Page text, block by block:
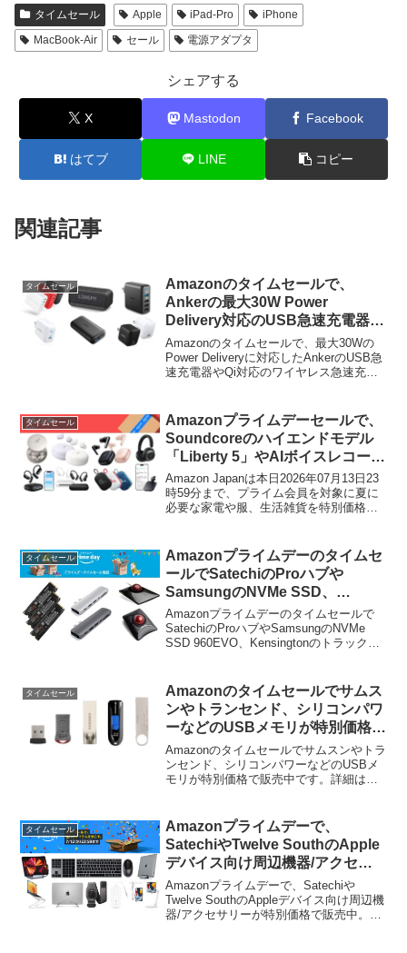
タイムセール Apple iPad-Pro
iPhone
MacBook-Air
セール 電源アダプタ
シェアする
X Mastodon Facebook
はてブ LINE コピー
関連記事
タイムセール
Amazonのタイムセールで、
Ankerの最大30W Power
Delivery対応のUSB急速充電器や
Qi対応のワイヤレス急速充電器付
きBluetoothスピーカーなどが特
別価格で販売中。
Amazonのタイムセールで、最大30Wの
Power Deliveryに対応したAnkerのUSB急
速充電器やQi対応のワイヤレス急速充電
タイムセール
Amazonプライムデーセールで、
Soundcoreのハイエンドモデル
「Liberty 5」やAIボイスレコーダ
ー「Soundcore Work」、寝ホン
「Sleep A20/A30」などが過去最
安価格で販売中。
Amazon Japanは本日2026年07月13日23
時59分まで、プライム会員を対象に夏に
必要な家電や服、生活雑貨を特別価格で
AnkerのSoundcoreブランドのオーディオ
機器がセールとなっています。
タイムセール
Amazonプライムデーのタイムセ
ールでSatechiのProハブや
SamsungのNVMe SSD、
Kensingtonのトラックボールマ
ウスなどが特別価格で販売中。
Amazonプライムデーのタイムセールで
SatechiのProハブやSamsungのNVMe
SSD 960EVO、Kensingtonのトラックボ
タイムセール
Amazonのタイムセールでサムス
ンやトランセンド、シリコンパワ
ーなどのUSBメモリが特別価格で
販売中。
Amazonのタイムセールでサムスンやトラ
ンセンド、シリコンパワーなどのUSBメ
モリが特別価格で販売中です。詳細は以
タイムセール
Amazonプライムデーで、
SatechiやTwelve SouthのApple
デバイス向け周辺機器/アクセサ
リーが特別価格で販売中。
Amazonプライムデーで、Satechiや
Twelve SouthのAppleデバイス向け周辺機
器/アクセサリーが特別価格で販売中。ま